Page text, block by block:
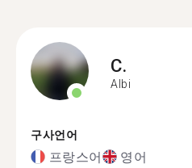
C.
Albi
구사언어
프랑스어 영어